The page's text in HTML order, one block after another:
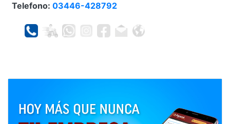
Telefono: 03446-428792